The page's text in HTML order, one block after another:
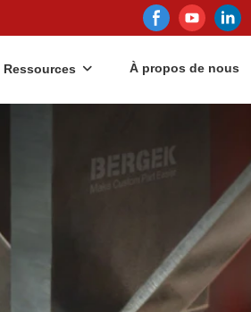
Ressources À propos de nous